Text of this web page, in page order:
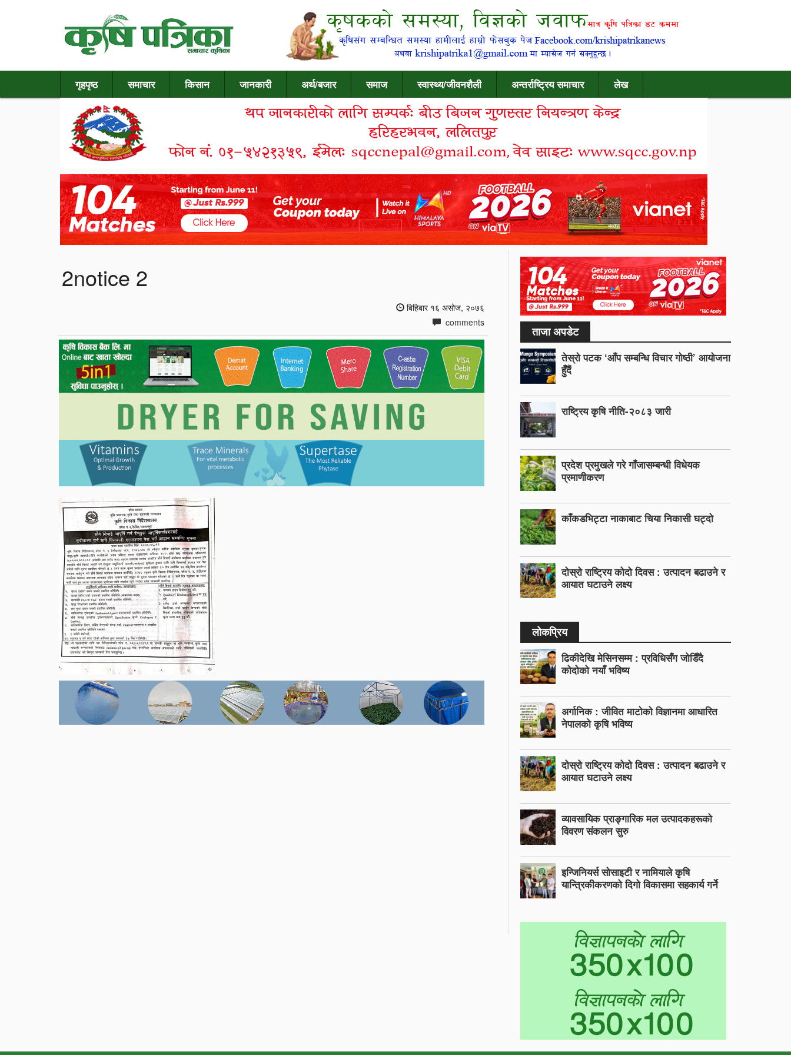
गृहपृष्ठ समाचार किसान जानकारी अर्थ/बजार समाज स्वास्थ्य/जीवनशैली अन्तर्राष्ट्रिय समाचार लेख
2notice 2
बिहिबार १६ असोज, २०७६
comments
ताजा अपडेट
तेस्रो पटक ‘आँप सम्बन्धि विचार गोष्ठी’ आयोजना
हुँदैं
राष्ट्रिय कृषि नीति-२०८३ जारी
प्रदेश प्रमुखले गरे गाँजासम्बन्धी विधेयक
प्रमाणीकरण
काँकडभिट्टा नाकाबाट चिया निकासी घट्दो
दोस्रो राष्ट्रिय कोदो दिवस : उत्पादन बढाउने र
आयात घटाउने लक्ष्य
लोकप्रिय
ढिकीदेखि मेसिनसम्म : प्रविधिसँग जोडिँदै
कोदोको नयाँ भविष्य
अर्गानिक : जीवित माटोको विज्ञानमा आधारित
नेपालको कृषि भविष्य
दोस्रो राष्ट्रिय कोदो दिवस : उत्पादन बढाउने र
आयात घटाउने लक्ष्य
व्यावसायिक प्राङ्गारिक मल उत्पादकहरूको
विवरण संकलन सुरु
इन्जिनियर्स सोसाइटी र नामियाले कृषि
यान्त्रिकीकरणको दिगो विकासमा सहकार्य गर्ने